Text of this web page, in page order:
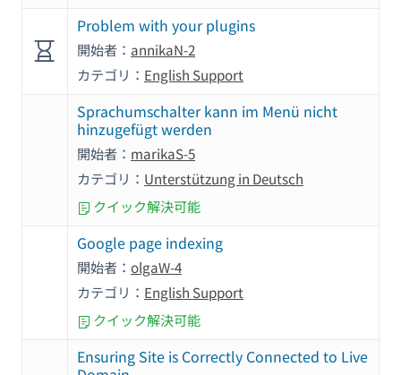
Problem with your plugins
開始者： annikaN-2
カテゴリ： English Support
Sprachumschalter kann im Menü nicht
hinzugefügt werden
開始者： marikaS-5
カテゴリ： Unterstützung in Deutsch
クイック解決可能
Google page indexing
開始者： olgaW-4
カテゴリ： English Support
クイック解決可能
Ensuring Site is Correctly Connected to Live